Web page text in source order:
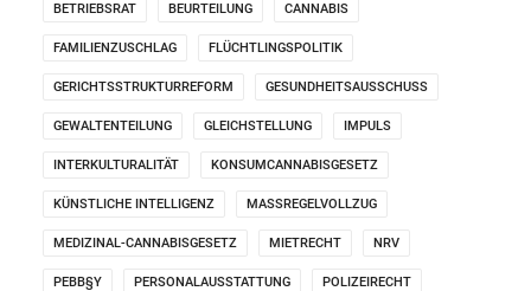
BETRIEBSRAT BEURTEILUNG CANNABIS
FAMILIENZUSCHLAG FLÜCHTLINGSPOLITIK
GERICHTSSTRUKTURREFORM GESUNDHEITSAUSSCHUSS
GEWALTENTEILUNG GLEICHSTELLUNG IMPULS
INTERKULTURALITÄT KONSUMCANNABISGESETZ
KÜNSTLICHE INTELLIGENZ MASSREGELVOLLZUG
MEDIZINAL-CANNABISGESETZ MIETRECHT NRV
PEBB§Y PERSONALAUSSTATTUNG POLIZEIRECHT